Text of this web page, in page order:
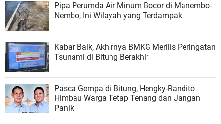
Pipa Perumda Air Minum Bocor di Manembo-
Nembo, Ini Wilayah yang Terdampak
Kabar Baik, Akhirnya BMKG Merilis Peringatan
Tsunami di Bitung Berakhir
Pasca Gempa di Bitung, Hengky-Randito
Himbau Warga Tetap Tenang dan Jangan
Panik